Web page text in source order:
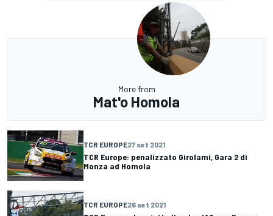
More from
Mat'o Homola
TCR EUROPE27 set 2021
TCR Europe: penalizzato Girolami, Gara 2 di
Monza ad Homola
TCR EUROPE26 set 2021